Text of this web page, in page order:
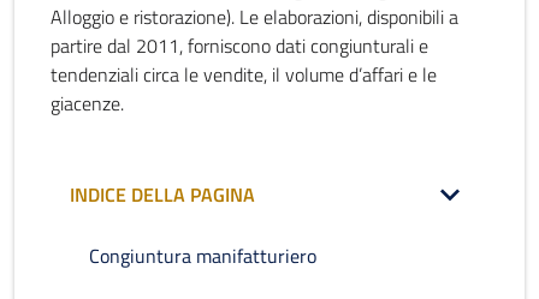
Alloggio e ristorazione). Le elaborazioni, disponibili a
partire dal 2011, forniscono dati congiunturali e
tendenziali circa le vendite, il volume d’affari e le
giacenze.
INDICE DELLA PAGINA
Congiuntura manifatturiero